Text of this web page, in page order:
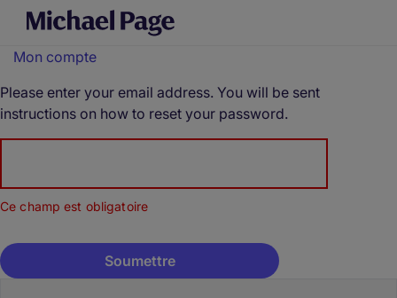
Mon compte
Please enter your email address. You will be sent
instructions on how to reset your password.
Courriel*
Ce champ est obligatoire